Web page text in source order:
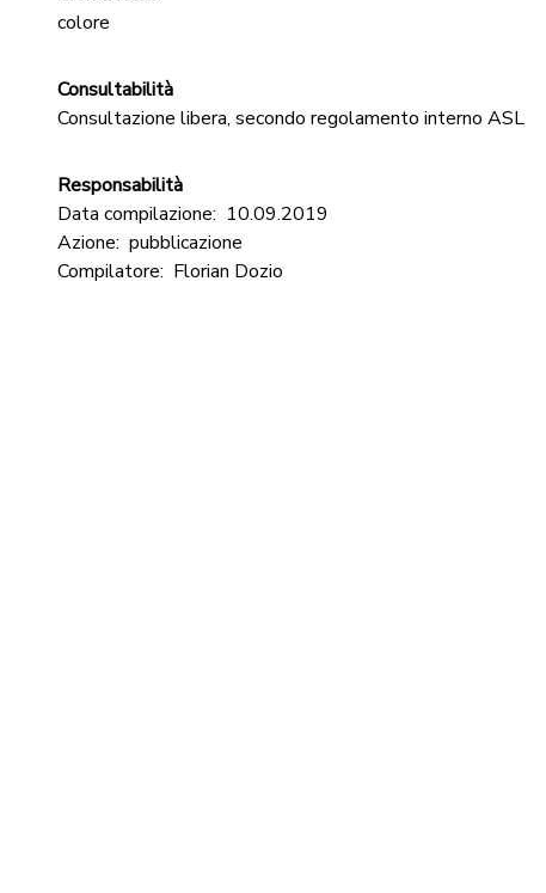
colore
Consultabilità
Consultazione libera, secondo regolamento interno ASL
Responsabilità
Data compilazione: 10.09.2019
Azione: pubblicazione
Compilatore: Florian Dozio